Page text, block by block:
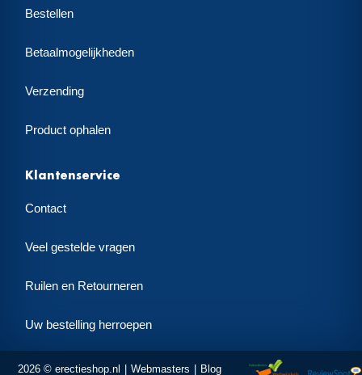
Bestellen
Betaalmogelijkheden
Verzending
Product ophalen
Klantenservice
Contact
Veel gestelde vragen
Ruilen en Retourneren
Uw bestelling herroepen
2026 © erectieshop.nl Webmasters Blog